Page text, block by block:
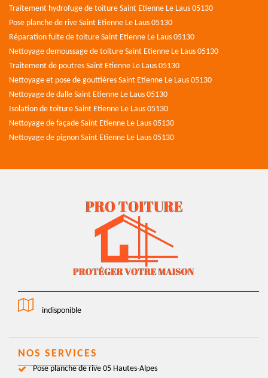
Traitement hydrofuge de toiture Saint Etienne Le Laus 05130
Pose planche de rive Saint Etienne Le Laus 05130
Réparation fuite de toiture Saint Etienne Le Laus 05130
Nettoyage demoussage de toiture Saint Etienne Le Laus 05130
Traitement de poutres Saint Etienne Le Laus 05130
Nettoyage et pose de gouttières Saint Etienne Le Laus 05130
Nettoyage de dalle Saint Etienne Le Laus 05130
Isolation de toiture Saint Etienne Le Laus 05130
Nettoyage de façade Saint Etienne Le Laus 05130
Nettoyage de pignon Saint Etienne Le Laus 05130
indisponible
NOS SERVICES
Pose planche de rive 05 Hautes-Alpes